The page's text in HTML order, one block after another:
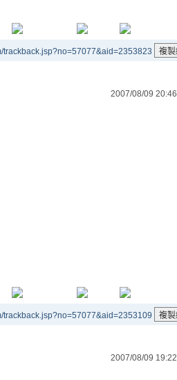
trackback.jsp?no=57077&aid=2353823
2007/08/09 20:46
trackback.jsp?no=57077&aid=2353109
2007/08/09 19:22